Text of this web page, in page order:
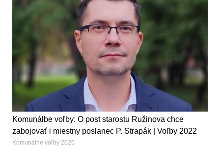
Komunálbe voľby: O post starostu Ružinova chce
zabojovať i miestny poslanec P. Strapák | Voľby 2022
Komunálne voľby 2026